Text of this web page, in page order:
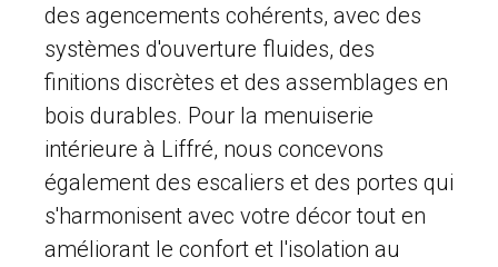
des agencements cohérents, avec des
systèmes d'ouverture fluides, des
finitions discrètes et des assemblages en
bois durables. Pour la menuiserie
intérieure à Liffré, nous concevons
également des escaliers et des portes qui
s'harmonisent avec votre décor tout en
améliorant le confort et l'isolation au